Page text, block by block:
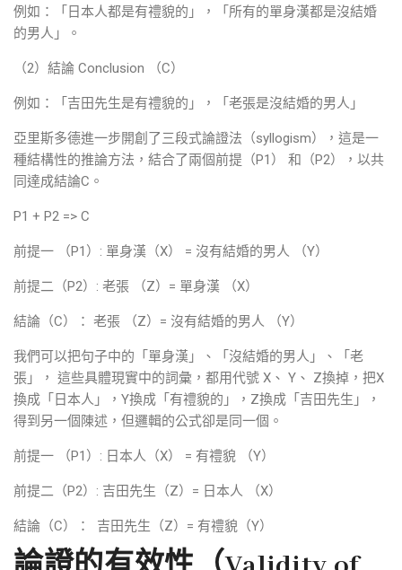
例如：「日本人都是有禮貌的」，「所有的單身漢都是沒結婚
的男人」。
（2）結論 Conclusion （C）
例如：「吉田先生是有禮貌的」，「老張是沒結婚的男人」
亞里斯多德進一步開創了三段式論證法（syllogism），這是一
種結構性的推論方法，結合了兩個前提（P1） 和（P2），以共
同達成結論C。
P1 + P2 => C
前提一 （P1）: 單身漢（X） = 沒有結婚的男人 （Y）
前提二（P2）: 老張 （Z）= 單身漢 （X）
結論（C）： 老張 （Z）= 沒有結婚的男人 （Y）
我們可以把句子中的「單身漢」、「沒結婚的男人」、「老
張」， 這些具體現實中的詞彙，都用代號 X、 Y、 Z換掉，把X
換成「日本人」，Y換成「有禮貌的」，Z換成「吉田先生」，
得到另一個陳述，但邏輯的公式卻是同一個。
前提一 （P1）: 日本人（X） = 有禮貌 （Y）
前提二（P2）: 吉田先生（Z）= 日本人 （X）
結論（C）： 吉田先生（Z）= 有禮貌（Y）